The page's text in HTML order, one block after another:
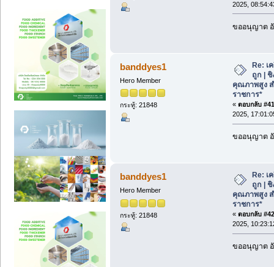
2025,
ขออนุญาต
banddyes1
Hero Member
กระทู้: 21848
Re: เ
ถูก | ชิ
คุณภาพสูง ส
ราชการ*
« ตอบกลับ
2025,
ขออนุญาต
banddyes1
Hero Member
กระทู้: 21848
Re: เ
ถูก | ชิ
คุณภาพสูง ส
ราชการ*
« ตอบกลับ
2025,
ขออนุญาต